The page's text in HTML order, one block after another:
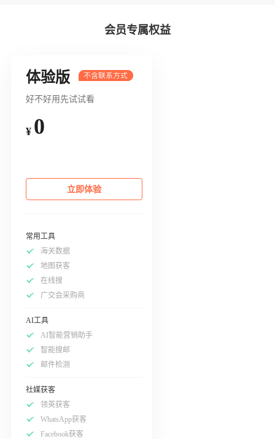
会员专属权益
体验版
好不好用先试试看
¥ 0
立即体验
常用工具
海关数据
地图获客
在线搜
广交会采购商
AI工具
AI智能营销助手
智能搜邮
邮件检测
社媒获客
领英获客
WhatsApp获客
Facebook获客